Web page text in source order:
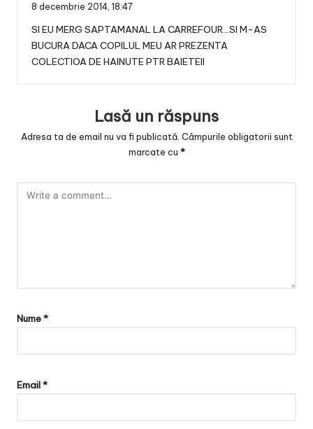
8 decembrie 2014, 18:47
SI EU MERG SAPTAMANAL LA CARREFOUR…SI M-AS
BUCURA DACA COPILUL MEU AR PREZENTA
COLECTIOA DE HAINUTE PTR BAIETEII
Lasă un răspuns
Adresa ta de email nu va fi publicată. Câmpurile obligatorii sunt
marcate cu *
Nume*
Email*